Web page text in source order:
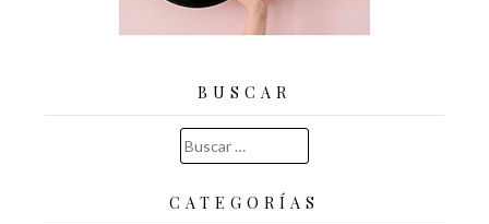
BUSCAR
Buscar:
CATEGORÍAS